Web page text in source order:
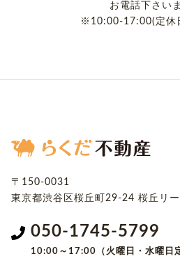
お電話下さい
※10:00-17:00(定休
〒150-0031
東京都渋谷区桜丘町29-24 桜丘リ
050-1745-5799
10:00～17:00（火曜日・水曜日